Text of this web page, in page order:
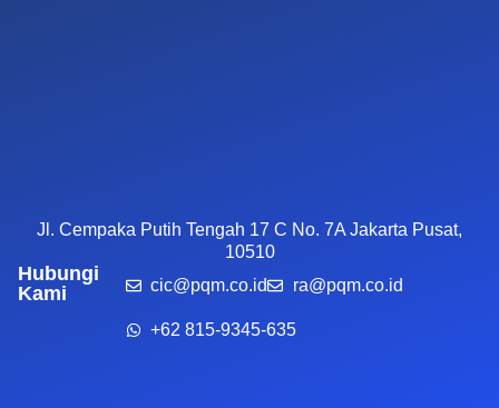
Jl. Cempaka Putih Tengah 17 C No. 7A Jakarta Pusat,
10510
Hubungi
Kami
cic@pqm.co.id ra@pqm.co.id
+62 815-9345-635